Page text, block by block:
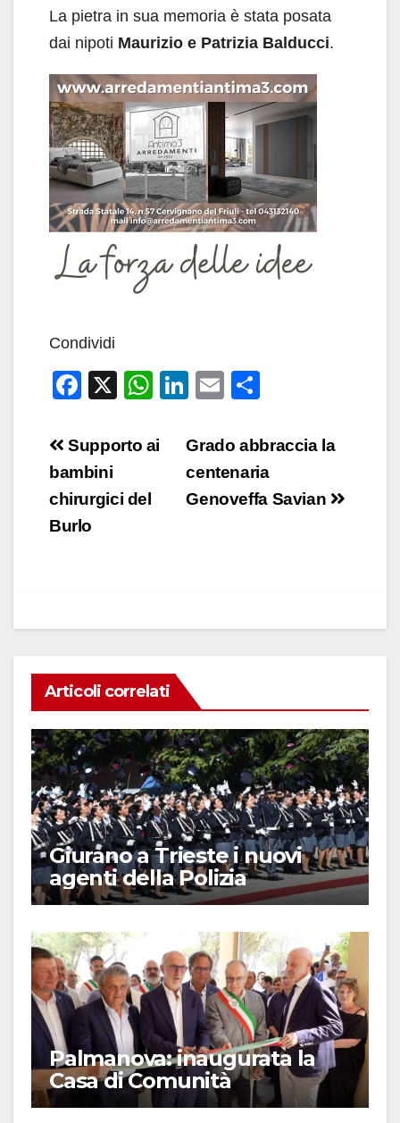
La pietra in sua memoria è stata posata
dai nipoti Maurizio e Patrizia Balducci.
Condividi
F
c
e
b
o
X
W
at
Li
k
e
dI
E
ail n
di
vi
Navigazione
articoli
Grado abbraccia la
centenaria
Genoveffa Savian
Supporto ai
bambini
chirurgici del
Burlo
Articoli correlati
Giurano a Trieste i nuovi
agenti della Polizia
Palmanova: inaugurata la
Casa di Comunità